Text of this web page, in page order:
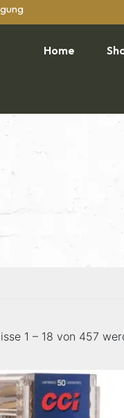
Home
1 – 18 von 457